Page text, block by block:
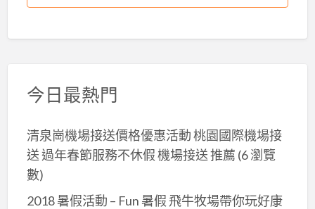
今日最熱門
清泉崗機場接送價格優惠活動 桃園國際機場接
送 過年春節服務不休假 機場接送 推薦 (6 瀏覽
數)
2018 暑假活動 – Fun 暑假 飛牛牧場帶你玩好康